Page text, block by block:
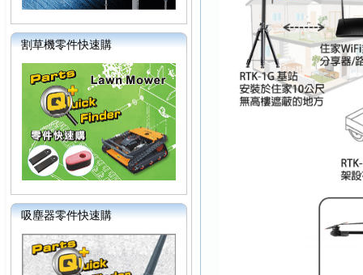
割草機零件快速購
吸塵器零件快速購